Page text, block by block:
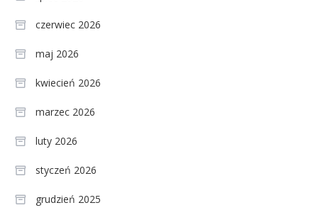
czerwiec 2026
maj 2026
kwiecień 2026
marzec 2026
luty 2026
styczeń 2026
grudzień 2025